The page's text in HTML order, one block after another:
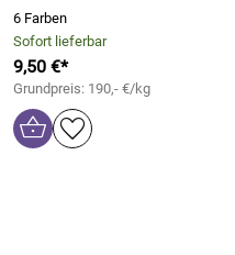
6 Farben
Sofort lieferbar
9,50 €*
Grundpreis: 190,- €/kg